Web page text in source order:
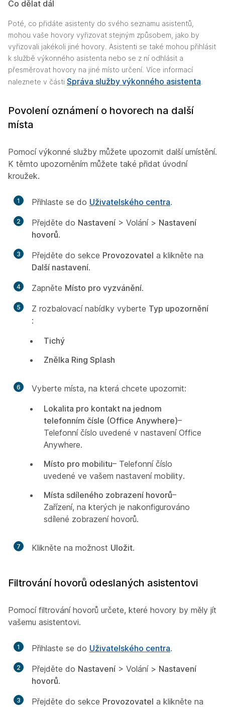
Co dělat dál
Poté, co přidáte asistenty do svého seznamu asistentů,
mohou vaše hovory vyřizovat stejným způsobem, jako by
vyřizovali jakékoli jiné hovory. Asistenti se také mohou přihlásit
k službě výkonného asistenta nebo se z ní odhlásit a
přesměrovat hovory na jiné místo určení. Více informací
naleznete v části Správa služby výkonného asistenta
Povolení oznámení o hovorech na další
místa
Pomocí výkonné služby můžete upozornit další umístění.
K těmto upozorněním můžete také přidat úvodní
kroužek.
1 Přihlaste se do Uživatelského centra.
2 Přejděte do Nastavení > Volání > Nastavení
hovorů.
3 Přejděte do sekce Provozovatel a klikněte na
Další nastavení.
4 Zapněte Místo pro vyzvánění.
5 Z rozbalovací nabídky vyberte Typ upozornění
:
Tichý
Znělka Ring Splash
6
Vyberte místa, na která chcete upozornit:
Lokalita pro kontakt na jednom
telefonním čísle (Office Anywhere)–
Telefonní číslo uvedené v nastavení Office
Anywhere.
Místo pro mobilitu– Telefonní číslo
uvedené ve vašem nastavení mobility.
Místa sdíleného zobrazení hovorů–
Zařízení, na kterých je nakonfigurováno
sdílené zobrazení hovorů.
7 Klikněte na možnost Uložit.
Filtrování hovorů odeslaných asistentovi
Pomocí filtrování hovorů určete, které hovory by měly jít
vašemu asistentovi.
1 Přihlaste se do Uživatelského centra.
2 Přejděte do Nastavení > Volání > Nastavení
hovorů.
3 Přejděte do sekce Provozovatel a klikněte na